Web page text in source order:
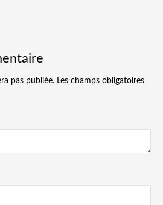
pas publiée. Les champs obligatoires